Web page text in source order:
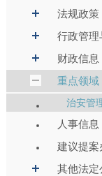
法规政策
行政管理
财政信息
重点领域
治安管
人事信息
建议提案
其他法定